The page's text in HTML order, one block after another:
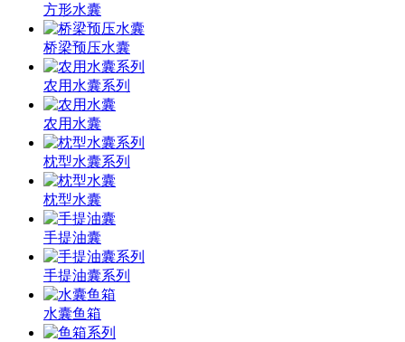
方形水囊
桥梁预压水囊
农用水囊系列
农用水囊
枕型水囊系列
枕型水囊
手提油囊
手提油囊系列
水囊鱼箱